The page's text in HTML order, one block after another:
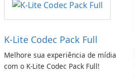
K-Lite Codec Pack Full
Melhore sua experiência de mídia
com o K-Lite Codec Pack Full!